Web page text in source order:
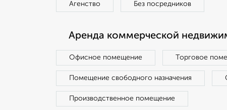
Агенство Без посредников
Аренда коммерческой
Офисное помещение Торговое
Помещение свободного назначения
Производственное помещение